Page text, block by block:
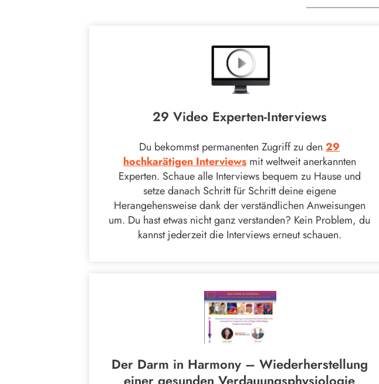
29 Video Experten-Interviews
Du bekommst permanenten Zugriff zu den29
hochkarätigen Interviewsmit weltweit anerkannten
Experten. Schaue alle Interviews bequem zu Hause und
setze danach Schritt für Schritt deine eigene
Herangehensweise dank der verständlichen Anweisungen
um. Du hast etwas nicht ganz verstanden? Kein Problem, du
kannst jederzeit die Interviews erneut schauen.
Der Darm in Harmony – Wiederherstellung